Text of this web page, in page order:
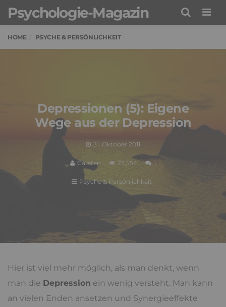
Psychologie-Magazin
HOME PSYCHE & PERSÖNLICHKEIT
Depressionen (5): Eigene
Wege aus der Depression
31. Oktober 2011
Carsten 23,554 1
Psyche & Persönlichkeit
Hier ist viel mehr möglich, als man denkt, wenn
man die Depression ein wenig versteht. Man kann
an vielen Enden ansetzen und Synergieeffekte